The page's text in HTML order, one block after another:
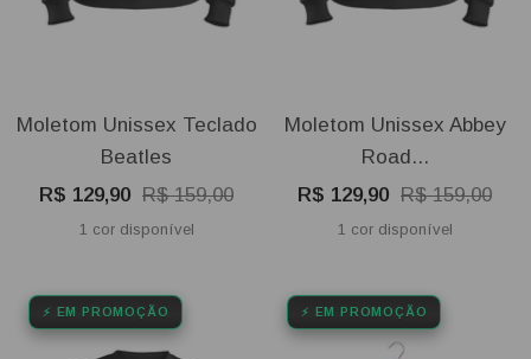
Moletom Unissex Teclado
Beatles
Preço
promocional
R$ 129,90 Preço
normal
R$ 159,00
1 cor disponível
Moletom Unissex Abbey
Road...
Preço
promocional
R$ 129,90 Preço
normal
R$ 159,00
1 cor disponível
⚡ EM PROMOÇÃO ⚡ EM PROMOÇÃO